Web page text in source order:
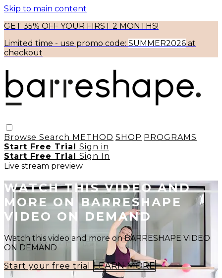
Skip to main content
GET 35% OFF YOUR FIRST 2 MONTHS!
Limited time - use promo code: SUMMER2026 at
checkout
Browse Search METHOD SHOP PROGRAMS
Start Free Trial Sign in
Start Free Trial Sign In
Live stream preview
WATCH THIS VIDEO AND
MORE ON BARRESHAPE
VIDEO ON DEMAND
Watch this video and more on BARRESHAPE VIDEO
ON DEMAND
Start your free trial LEARN MORE